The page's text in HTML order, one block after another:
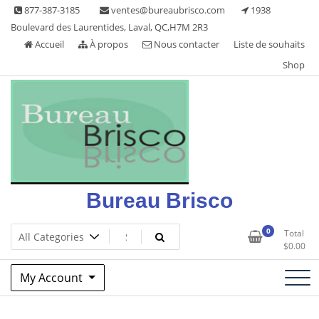
Skip 877-387-3185 ventes@bureaubrisco.com
1938
Boulevard des Laurentides, Laval, QC,H7M 2R3
Accueil
À propos Nous contacter
Liste de souhaits
Shop
Bureau Brisco
0
Total
$0.00
My Account